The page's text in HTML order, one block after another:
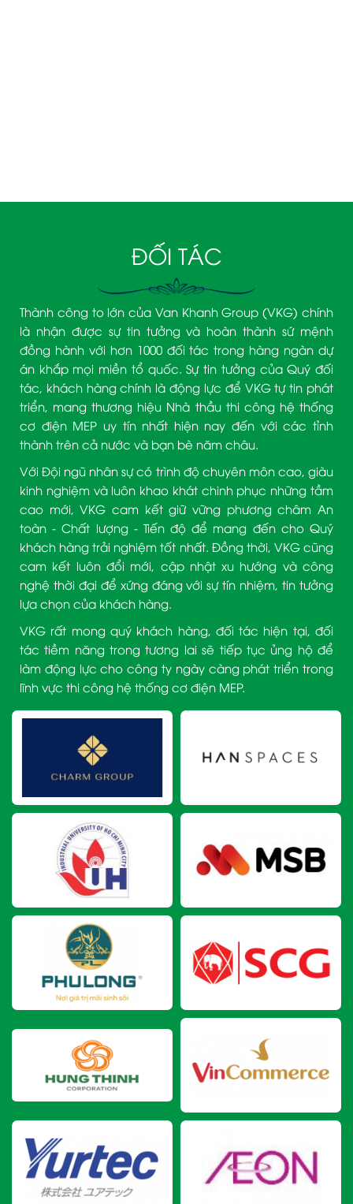
ĐỐI TÁC
Thành công to lớn của Van Khanh Group (VKG) chính
là nhận được sự tin tưởng và hoàn thành sứ mệnh
đồng hành với hơn 1000 đối tác trong hàng ngàn dự
án khắp mọi miền tổ quốc. Sự tin tưởng của Quý đối
tác, khách hàng chính là động lực để VKG tự tin phát
triển, mang thương hiệu Nhà thầu thi công hệ thống
cơ điện MEP uy tín nhất hiện nay đến với các tỉnh
thành trên cả nước và bạn bè năm châu.
Với Đội ngũ nhân sự có trình độ chuyên môn cao, giàu
kinh nghiệm và luôn khao khát chinh phục những tầm
cao mới, VKG cam kết giữ vững phương châm An
toàn - Chất lượng - Tiến độ để mang đến cho Quý
khách hàng trải nghiệm tốt nhất. Đồng thời, VKG cũng
cam kết luôn đổi mới, cập nhật xu hướng và công
nghệ thời đại để xứng đáng với sự tín nhiệm, tin tưởng
lựa chọn của khách hàng.
VKG rất mong quý khách hàng, đối tác hiện tại, đối
tác tiềm năng trong tương lai sẽ tiếp tục ủng hộ để
làm động lực cho công ty ngày càng phát triển trong
lĩnh vực thi công hệ thống cơ điện MEP.